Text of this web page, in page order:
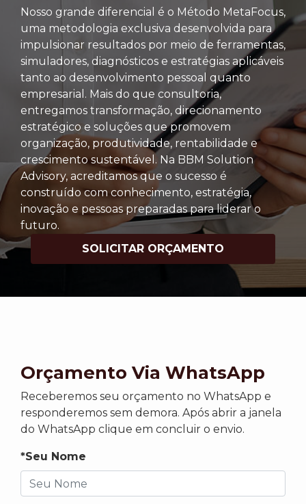
Nosso grande diferencial é o Método MetaFocus,
uma metodologia exclusiva desenvolvida para
impulsionar resultados por meio de ferramentas,
simuladores, diagnósticos e estratégias aplicáveis
tanto ao desenvolvimento pessoal quanto
empresarial. Mais do que consultoria,
entregamos transformação, direcionamento
estratégico e soluções que promovem
organização, produtividade, rentabilidade e
crescimento sustentável. Na BBM Solution
Advisory, acreditamos que o sucesso é
construído com conhecimento, estratégia,
inovação e pessoas preparadas para liderar o
futuro.
SOLICITAR ORÇAMENTO
Orçamento Via WhatsApp
Receberemos seu orçamento no WhatsApp e
responderemos sem demora. Após abrir a janela
do WhatsApp clique em concluir o envio.
*Seu Nome